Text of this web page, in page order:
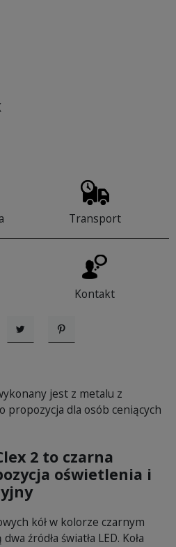
Transport
Kontakt
TweetujPinterest
jest z metalu z
propozycja dla osób ceniących
2 to czarna
oświetlenia i
kół w kolorze czarnym
źródła światła LED. Koła